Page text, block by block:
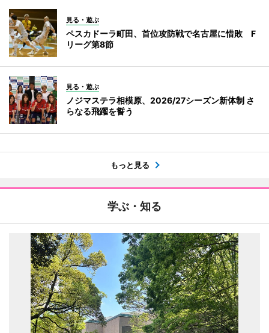
見る・遊ぶ
ペスカドーラ町田、首位攻防戦で名古屋に惜敗 F
リーグ第8節
見る・遊ぶ
ノジマステラ相模原、2026/27シーズン新体制 さ
らなる飛躍を誓う
もっと見る
学ぶ・知る